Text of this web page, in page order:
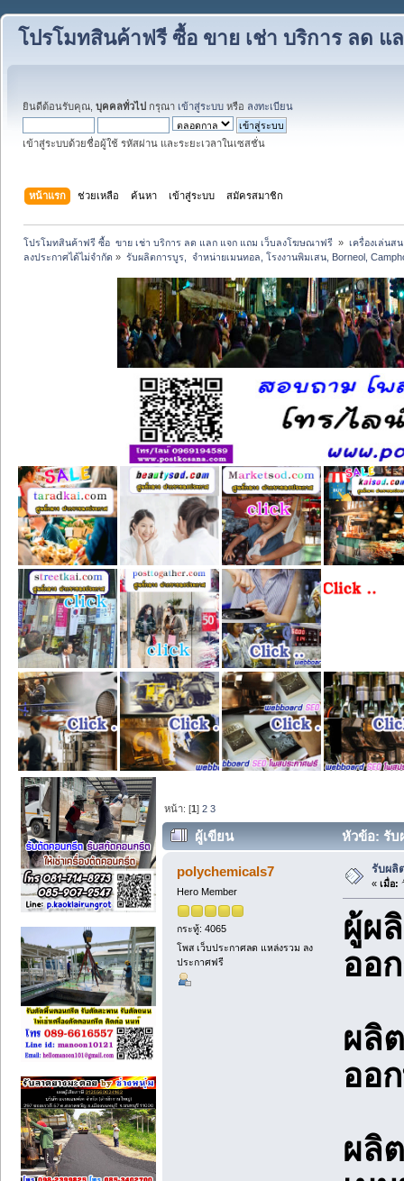
โปรโมทสินค้าฟรี ซื้อ ขาย เช่า บริการ ลด
ยินดีต้อนรับคุณ, บุคคลทั่วไป กรุณา เข้าสู่ระบบ หรือ ลงทะเบียน
เข้าสู่ระบบด้วยชื่อผู้ใช้ รหัสผ่าน และระยะเวลาในเซสชั่น
หน้าแรก ช่วยเหลือ ค้นหา เข้าสู่ระบบ สมัครสมาชิก
โปรโมทสินค้าฟรี ซื้อ  ขาย เช่า บริการ ลด แลก แจก แถม เว็บลงโฆษณาฟรี » เครื่องเล่นส
ลงประกาศได้ไม่จำกัด » รับผลิตการบูร,  จำหน่ายเมนทอล, โรงงานพิมเสน, Borneol,
หน้า: [1]2 3
ผู้เขียน หัวข้อ: รับ
polychemicals7
Hero Member
กระทู้: 4065
โพส เว็บประกาศลด แหล่งรวม ลง
ประกาศฟรี
รับผลิ
« เมื่อ:
ผู้ผ
ออ
ผลิ
ออ
ผลิ